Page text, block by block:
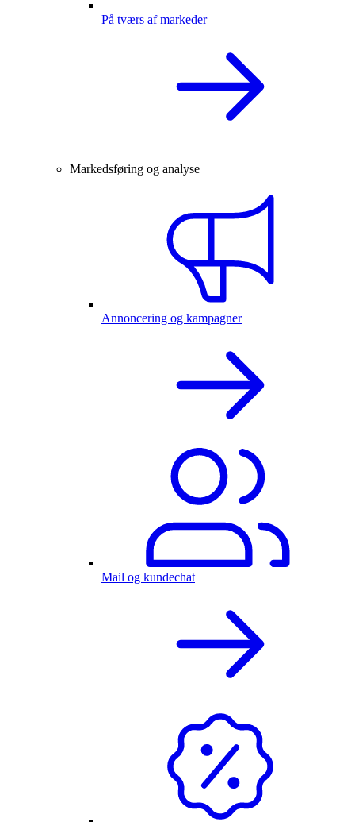
På tværs af markeder
Markedsføring og analyse
Annoncering og kampagner
Mail og kundechat